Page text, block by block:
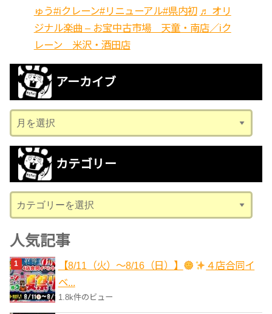
ゅう#iクレーン#リニューアル#県内初 ♬ オリ
ジナル楽曲 – お宝中古市場 天童・南店／iク
レーン 米沢・酒田店
アーカイブ
ー
カ
ブ
カテゴリー
テ
ゴ
リ
ー
人気記事
【8/11（火）～8/16（日）】
４店合同イ
ベ...
1.8k件のビュー